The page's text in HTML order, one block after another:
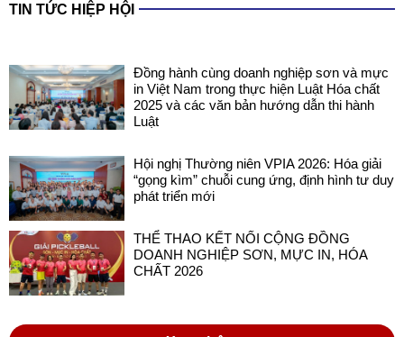
TIN TỨC HIỆP HỘI
Đồng hành cùng doanh nghiệp sơn và mực
in Việt Nam trong thực hiện Luật Hóa chất
2025 và các văn bản hướng dẫn thi hành
Luật
Hội nghị Thường niên VPIA 2026: Hóa giải
“gọng kìm” chuỗi cung ứng, định hình tư duy
phát triển mới
THỂ THAO KẾT NỐI CỘNG ĐỒNG
DOANH NGHIỆP SƠN, MỰC IN, HÓA
CHẤT 2026